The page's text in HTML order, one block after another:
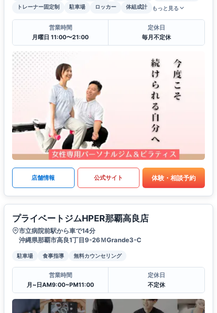
トレーナー固定制
駐車場 ロッカー 体組成計 もっと見る
営業時間
月曜日 11:00〜21:00
定休日
毎月不定休
店舗情報 公式サイト 体験・相談予約
プライベートジムHPER那覇高良店
市立病院前駅から車で14分
沖縄県那覇市高良1丁目9-26ＭGrande3-C
駐車場 食事指導 無料カウンセリング
営業時間
月~日AM9:00~PM11:00
定休日
不定休